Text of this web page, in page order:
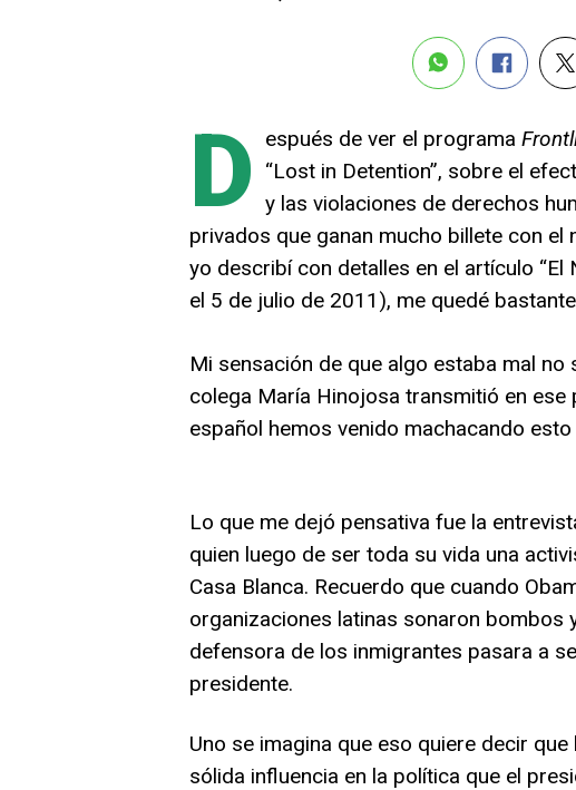
D espués de ver el programa
“Lost in Detention”, sobre el
y las violaciones de derechos
privados que ganan mucho billete con
yo describí con detalles en el artículo
el 5 de julio de 2011), me quedé
Mi sensación de que algo estaba mal
colega María Hinojosa transmitió en ese
español hemos venido machacando
Lo que me dejó pensativa fue la
quien luego de ser toda su vida una
Casa Blanca. Recuerdo que cuando
organizaciones latinas sonaron bombos
defensora de los inmigrantes pasara a
presidente.
Uno se imagina que eso quiere decir
sólida influencia en la política que el